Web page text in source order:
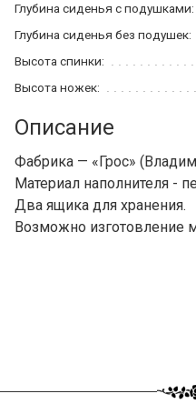
Глубина сиденья с подушками:
Глубина сиденья без подушек:
Высота спинки:
Высота ножек:
Описание
Фабрика — «Грос»
Материал наполнителя -
Два ящика для хранения.
Возможно изготовление